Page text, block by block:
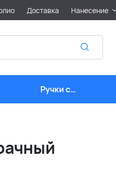
Доставка Нанесение
Ручки с
логотипом